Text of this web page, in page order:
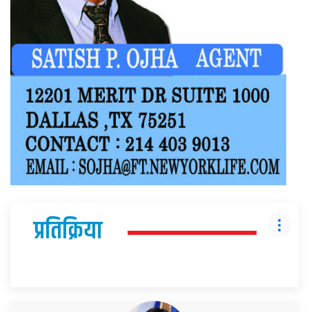
प्रतिक्रिया